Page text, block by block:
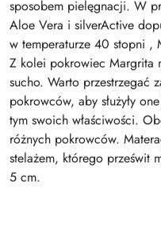
sposobem pielęgnacji. W
Aloe Vera i silverActive
w temperaturze 40 stopni ,
Z kolei pokrowiec Margrita
sucho. Warto przestrzegać
pokrowców, aby służyły
tym swoich właściwości.
różnych pokrowców.
stelażem, którego prześwit
5 cm.